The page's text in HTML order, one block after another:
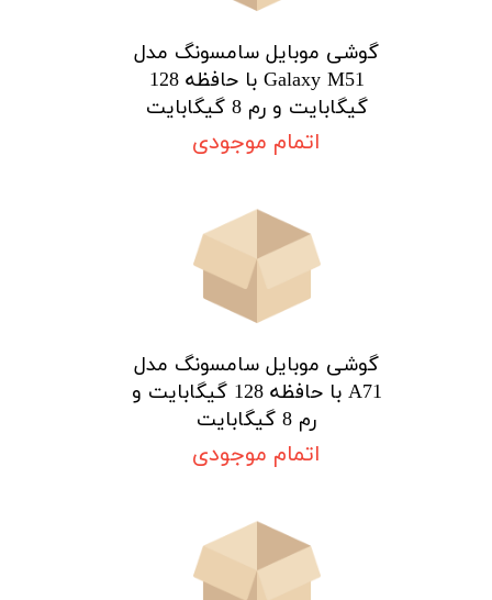
گوشی موبایل سامسونگ مدل
Galaxy M51 با حافظه 128
گیگابایت و رم 8 گیگابایت
اتمام موجودی
گوشی موبایل سامسونگ مدل
A71 با حافظه 128 گیگابایت و
رم 8 گیگابایت
اتمام موجودی